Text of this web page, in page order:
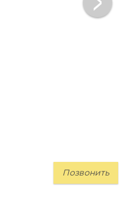
Позвонить